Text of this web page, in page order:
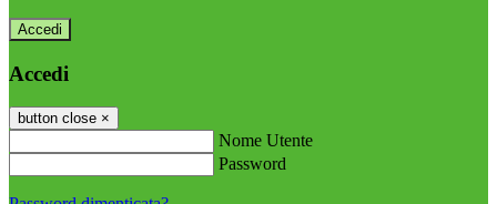
Accedi
Accedi
button close ×
Nome Utente
Password